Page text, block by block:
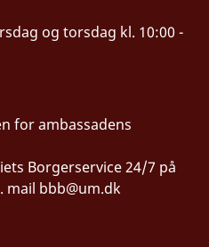
og torsdag kl. 10:00 -
for ambassadens
Borgerservice 24/7 på
mail bbb@um.dk